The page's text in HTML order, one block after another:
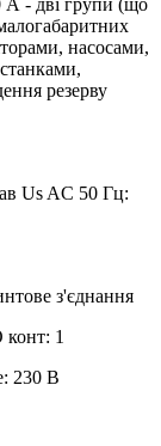
насосами,
резерву
Us AC 50 Гц:
з'єднання
1
230 В